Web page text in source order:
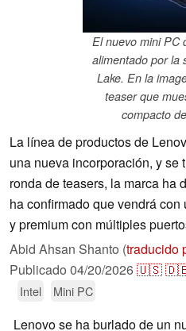
El nuevo mini PC
alimentado por la
Lake. En la
teaser que
compacto
La línea de productos de
una nueva incorporación, y se
ronda de teasers, la marca ha
ha confirmado que vendrá
y premium con múltiples
Abid Ahsan Shanto (traducido
Publicado 04/20/2026🇺🇸
Intel Mini PC
Lenovo se ha burlado de un